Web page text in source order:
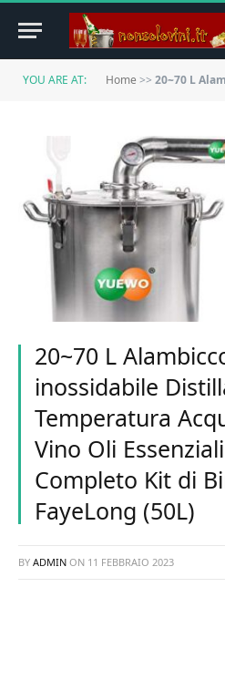
YOU ARE AT: Home >> 20~70 L Alambicco Acciaio inossidabile
20~70 L
inossidabile
Temperatura
Vino Oli
Completo Kit di
FayeLong (50L)
BY ADMIN ON 11 FEBBRAIO 2023